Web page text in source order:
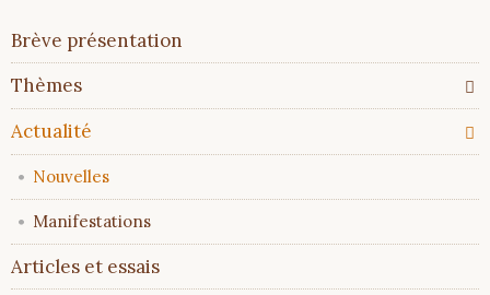
Aller
au
contenu
Brève présentation
Thèmes
Actualité
Nouvelles
Manifestations
Articles et essais